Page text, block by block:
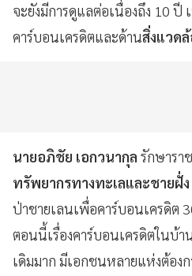
จะยังมีการดูแลต่อเนื่องถึง 10 ปี
คาร์บอนเครดิตและด้านสิ่งแวด
นายอภิชัย เอกวนากุล รักษารา
ทรัพยากรทางทะเลและชายฝั่ง
ป่าชายเลนเพื่อคาร์บอนเครดิต
ตอนนี้เรื่องคาร์บอนเครดิตในบ้า
เดิมมาก มีเอกชนหลายแห่งต้องก